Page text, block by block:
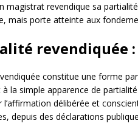
magistrat revendique sa
mais porte atteinte aux
revendiquée
constitue une forme
la simple apparence de
l’affirmation délibérée et
depuis des déclarations